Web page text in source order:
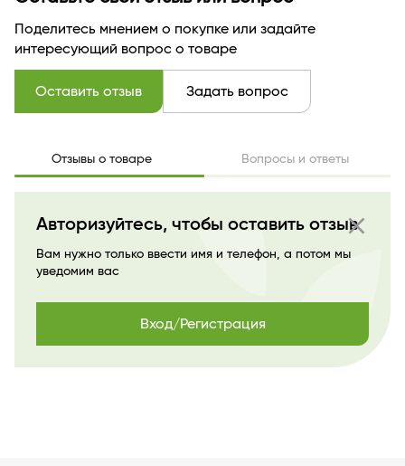
Поделитесь мнением о покупке или задайте
интересующий вопрос о товаре
Оставить отзыв Задать вопрос
Отзывы о товаре Вопросы и ответы
close
Авторизуйтесь, чтобы оставить отзыв
Вам нужно только ввести имя и телефон, а потом мы
уведомим вас
Вход/Регистрация